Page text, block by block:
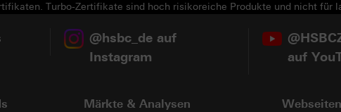
Turbo-Zertifikate sind hoch risikoreiche Produkte und nicht für
@hsbc_de auf
Instagram
auf
Märkte & Analysen